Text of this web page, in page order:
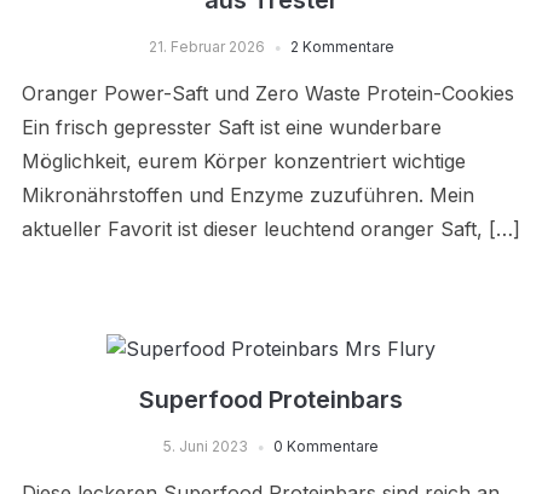
21. Februar 2026 2 Kommentare
Oranger Power-Saft und Zero Waste Protein-Cookies
Ein frisch gepresster Saft ist eine wunderbare
Möglichkeit, eurem Körper konzentriert wichtige
Mikronährstoffen und Enzyme zuzuführen. Mein
aktueller Favorit ist dieser leuchtend oranger Saft, […]
Superfood Proteinbars
5. Juni 2023 0 Kommentare